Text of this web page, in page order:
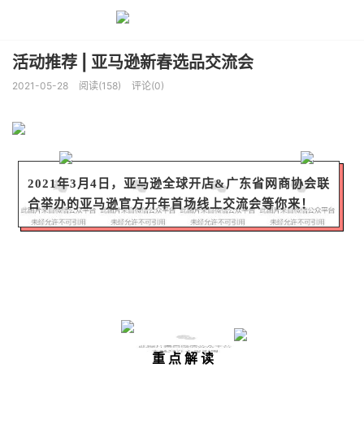
活动推荐 | 亚马逊新春选品交流会
2021-05-28 阅读(158) 评论(0)
2021年3月4日，亚马逊全球开店&广东省网商协会联
合举办的亚马逊官方开年首场线上交流会等你来！
重 点 解 读